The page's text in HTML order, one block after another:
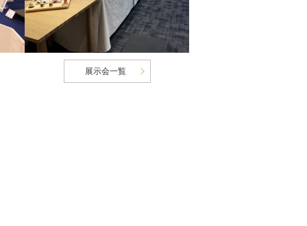
展示会一覧